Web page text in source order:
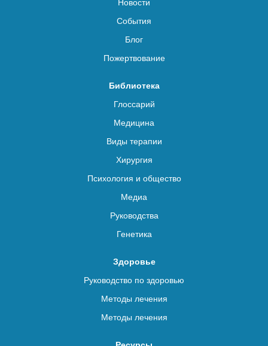
Новости
События
Блог
Пожертвование
Библиотека
Глоссарий
Медицина
Виды терапии
Хирургия
Психология и общество
Медиа
Руководства
Генетика
Здоровье
Руководство по здоровью
Методы лечения
Методы лечения